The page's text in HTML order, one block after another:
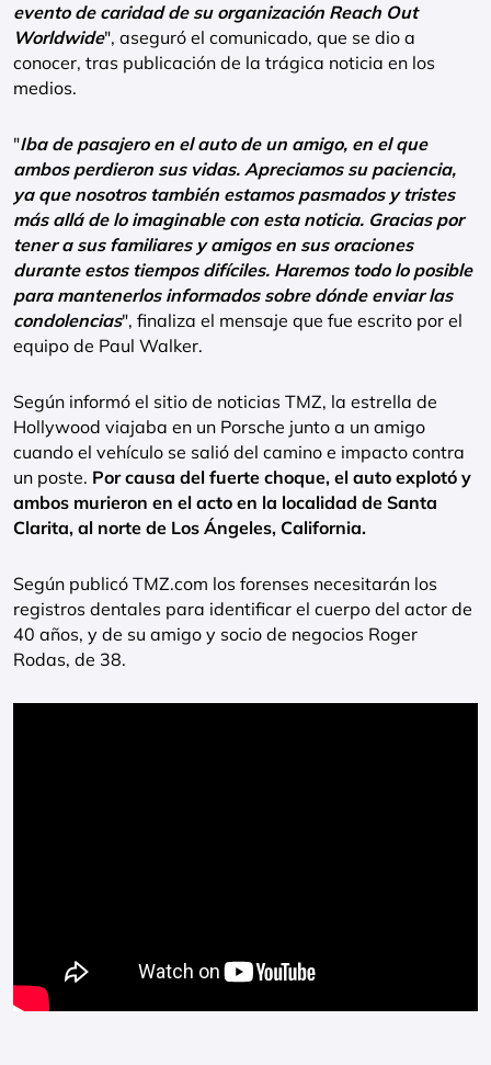
evento de caridad de su organización Reach Out
Worldwide", aseguró el comunicado, que se dio a
conocer, tras publicación de la trágica noticia en los
medios.
"Iba de pasajero en el auto de un amigo, en el que
ambos perdieron sus vidas. Apreciamos su paciencia,
ya que nosotros también estamos pasmados y tristes
más allá de lo imaginable con esta noticia. Gracias por
tener a sus familiares y amigos en sus oraciones
durante estos tiempos difíciles. Haremos todo lo posible
para mantenerlos informados sobre dónde enviar las
condolencias", finaliza el mensaje que fue escrito por el
equipo de Paul Walker.
Según informó el sitio de noticias TMZ, la estrella de
Hollywood viajaba en un Porsche junto a un amigo
cuando el vehículo se salió del camino e impacto contra
un poste. Por causa del fuerte choque, el auto explotó y
ambos murieron en el acto en la localidad de Santa
Clarita, al norte de Los Ángeles, California.
Según publicó TMZ.com los forenses necesitarán los
registros dentales para identificar el cuerpo del actor de
40 años, y de su amigo y socio de negocios Roger
Rodas, de 38.